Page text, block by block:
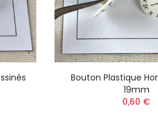
Bouton Plastique
19mm
0,60 €